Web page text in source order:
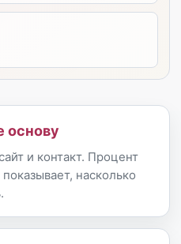
основу
и контакт. Процент
насколько